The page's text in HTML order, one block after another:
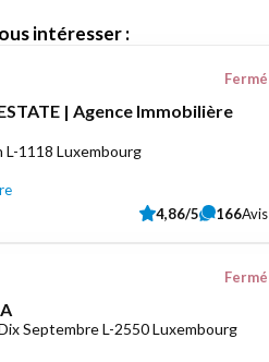
intéresser :
| Agence Immobilière
L-1118 Luxembourg
Fermé
4,86/5 166Avis
Septembre L-2550 Luxembourg
Fermé